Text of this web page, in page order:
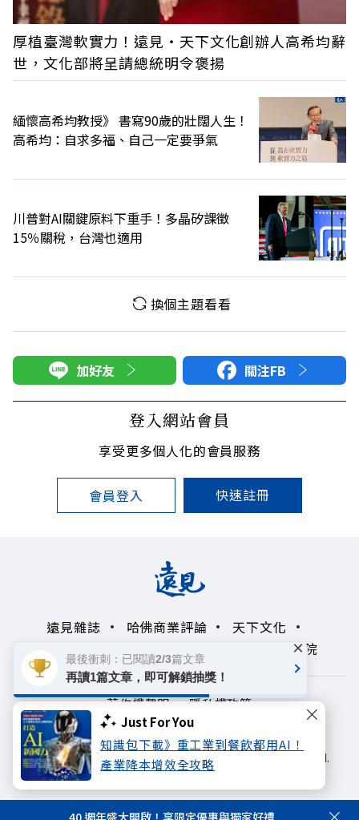
Just For You
知識包下載》重工業到餐飲都用AI！
產業降本增效全攻略
厚植臺灣軟實力！遠見‧天下文化創辦人高希均辭
世，文化部將呈請總統明令褒揚
緬懷高希均教授》 書寫90歲的壯闊人生！
高希均：自求多福、自己一定要爭氣
川普對AI關鍵原料下重手！多晶矽課徵
15％關稅，台灣也適用
換個主題看看
加好友 關注FB
登入網站會員
享受更多個人化的會員服務
會員登入 快速註冊
遠見雜誌 哈佛商業評論
天下文化
未來親子學習平台
領導影響力學院
著作權聲明
隱私權政策
Copyright© 1999~2026
遠見天下文化出版股份有限公司. All rights reserved.
40 週年盛大開啟！享限定優惠與獨家好禮
最後衝刺：已閱讀2/3篇文章
再讀1篇文章，即可解鎖抽獎！
×